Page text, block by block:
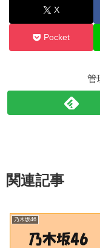
X
Pocket
管
関連記事
乃木坂46